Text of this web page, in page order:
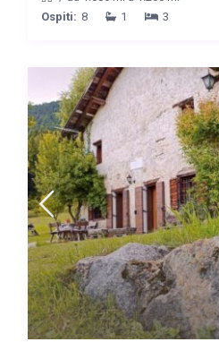
Ospiti: 8 1 3